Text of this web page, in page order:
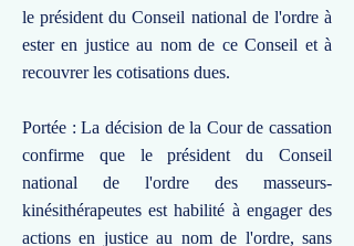
le président du Conseil national de l'ordre à
ester en justice au nom de ce Conseil et à
recouvrer les cotisations dues.
Portée : La décision de la Cour de cassation
confirme que le président du Conseil
national de l'ordre des masseurs-
kinésithérapeutes est habilité à engager des
actions en justice au nom de l'ordre, sans